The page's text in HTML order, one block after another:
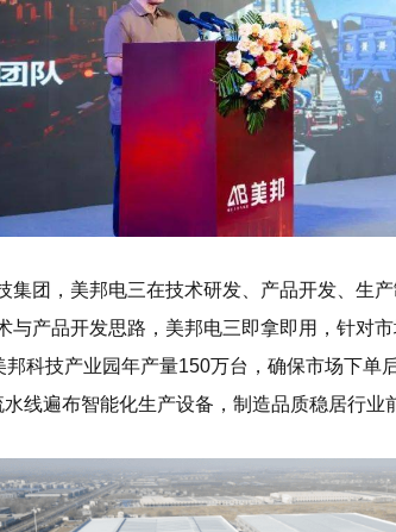
集团，美邦电三在技术研发、产品开发、生
与产品开发思路，美邦电三即拿即用，针对
邦科技产业园年产量150万台，确保市场下单
线遍布智能化生产设备，制造品质稳居行业